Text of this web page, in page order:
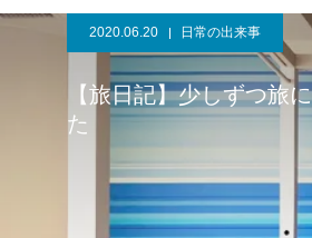
2020.06.20 日常の出来事
【旅日記】少しずつ旅
た